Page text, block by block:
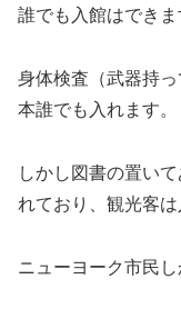
誰でも入館はできま
身体検査（武器持
本誰でも入れます。
しかし図書の置い
れており、観光客は
ニューヨーク市民し